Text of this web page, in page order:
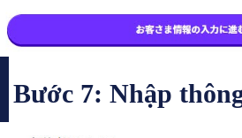
Bước 7: Nhập